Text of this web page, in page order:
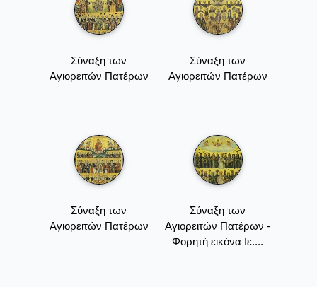
Σύναξη των
Αγιορειτών Πατέρων
Σύναξη των
Αγιορειτών Πατέρων
Σύναξη των
Αγιορειτών Πατέρων
Σύναξη των
Αγιορειτών Πατέρων -
Φορητή εικόνα Ιε....